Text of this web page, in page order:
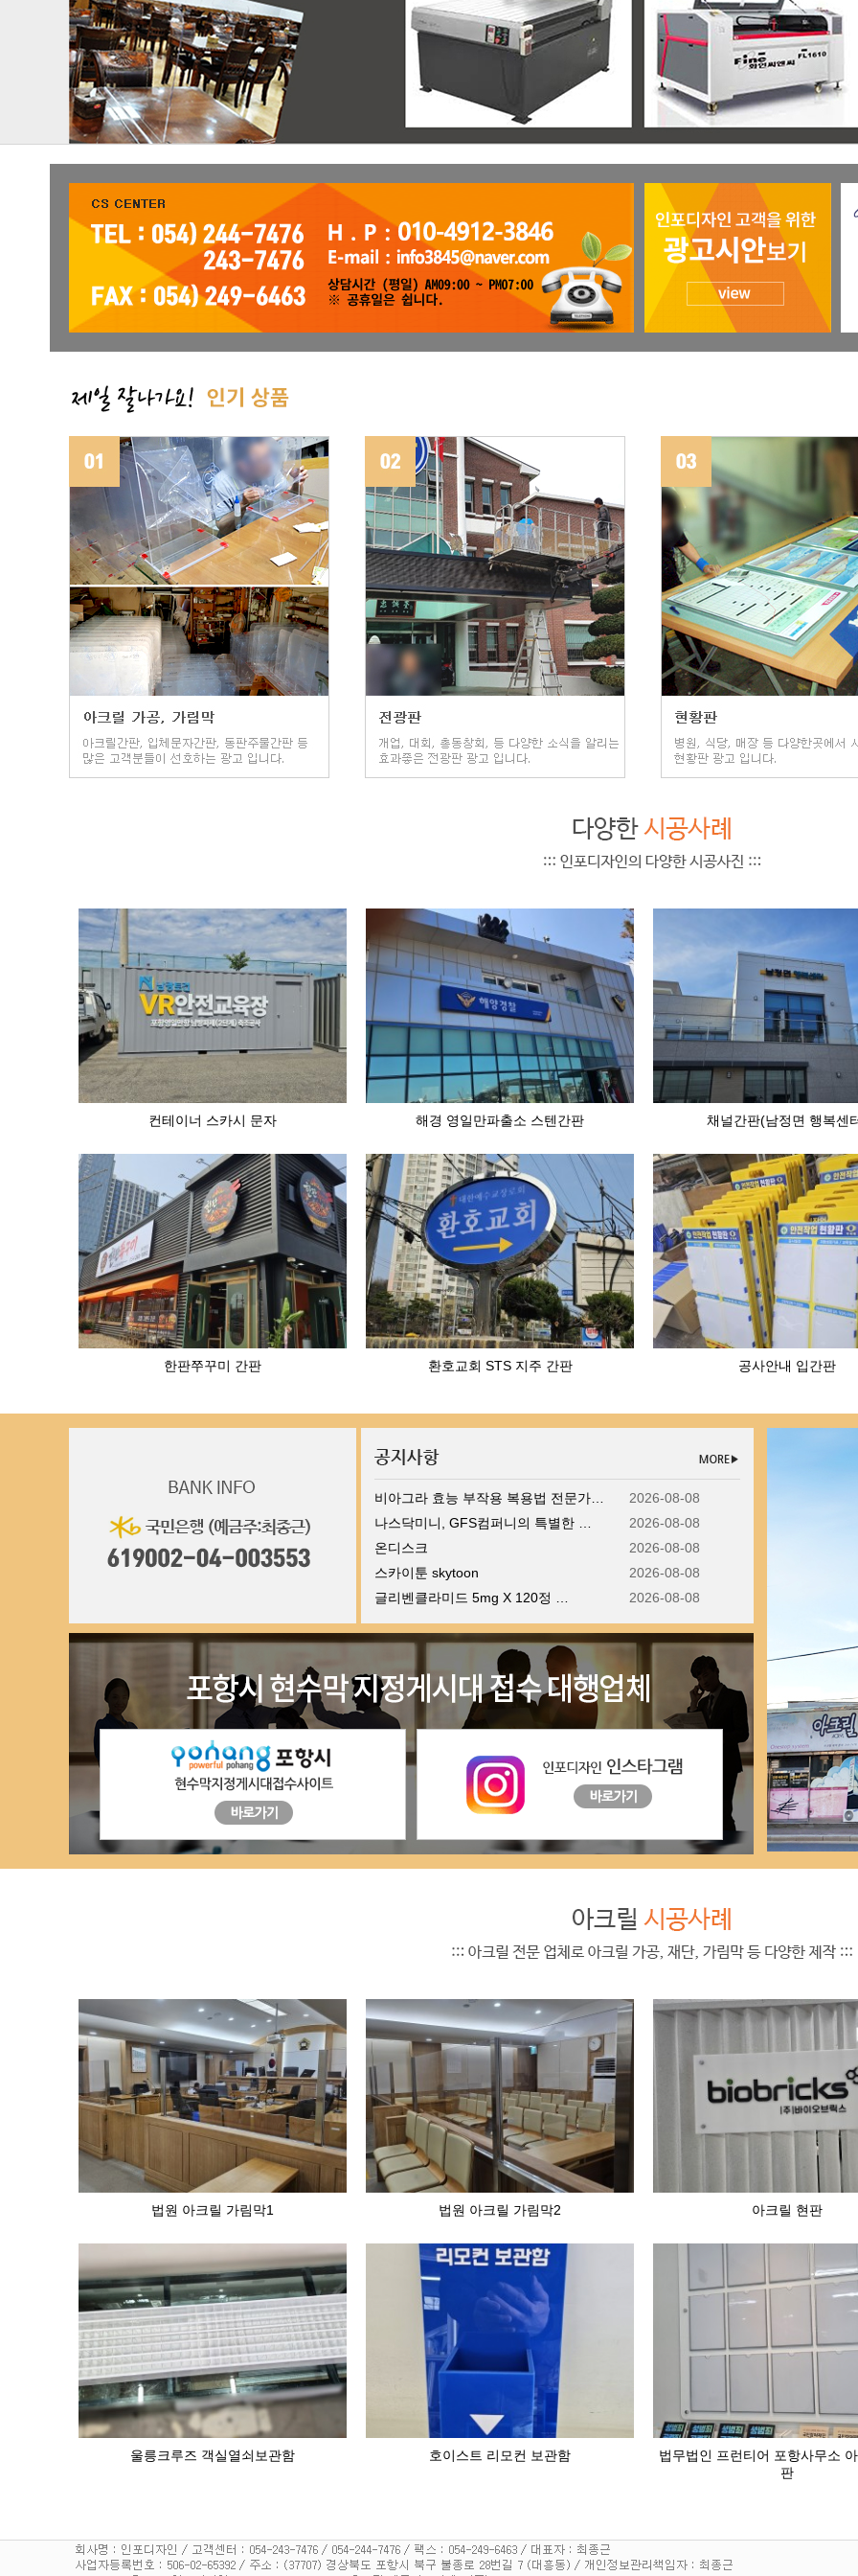
컨테이너 스카시 문자 해경 영일만파출소 스텐간판 채널간판(남정면 행복센
한판쭈꾸미 간판 환호교회 STS 지주 간판 공사안내 입간판
비아그라 효능 부작용 복용법 전문가…
2026-08-08
나스닥미니, GFS컴퍼니의 특별한 …
2026-08-08
온디스크
2026-08-08
스카이툰 skytoon
2026-08-08
글리벤클라미드 5mg X 120정 …
2026-08-08
법원 아크릴 가림막1 법원 아크릴 가림막2 아크릴 현판
울릉크루즈 객실열쇠보관함 호이스트 리모컨 보관함
법무법인 프런티어 포항사무소
판